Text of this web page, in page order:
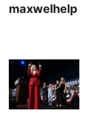
maxwelhelp